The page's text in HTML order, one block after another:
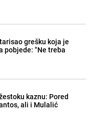
grešku koja je
pobjede: "Ne treba
kaznu: Pored
ali i Mulalić